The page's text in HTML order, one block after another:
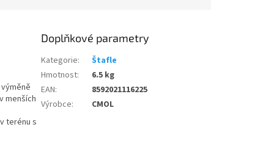
menších
terénu s
Doplňkové parametry
Kategorie:
Štafle
Hmotnost:
6.5 kg
EAN:
8592021116225
Výrobce: CMOL